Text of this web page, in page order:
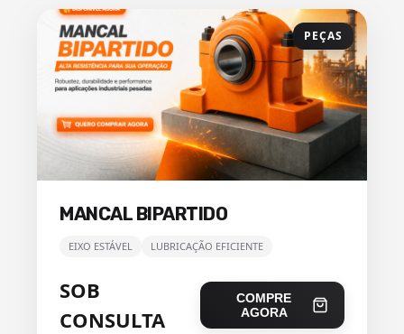
PEÇAS
MANCAL BIPARTIDO
EIXO ESTÁVEL LUBRICAÇÃO EFICIENTE
SOB
CONSULTA
COMPRE
AGORA